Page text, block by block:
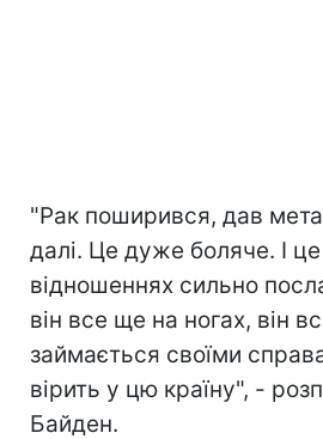
"Рак поширився, дав
далі. Це дуже боляче. І
відношеннях сильно
він все ще на ногах, він
займається своїми
вірить у цю країну", -
Байден.